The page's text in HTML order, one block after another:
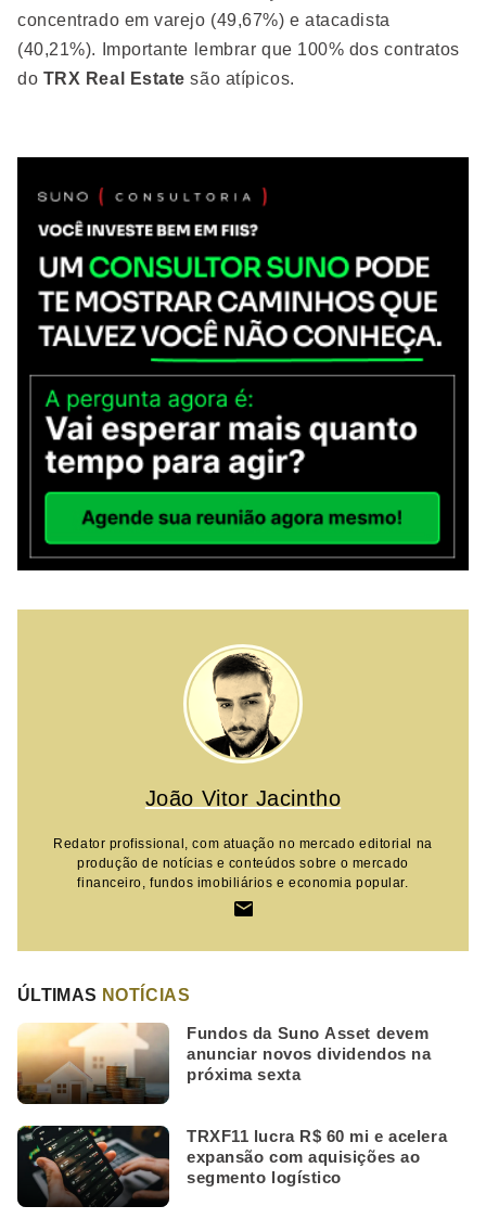
concentrado em varejo (49,67%) e atacadista
(40,21%). Importante lembrar que 100% dos contratos
do TRX Real Estate são atípicos.
João Vitor Jacintho
Redator profissional, com atuação no mercado editorial na
produção de notícias e conteúdos sobre o mercado
financeiro, fundos imobiliários e economia popular.
ÚLTIMAS NOTÍCIAS
Fundos da Suno Asset devem
anunciar novos dividendos na
próxima sexta
TRXF11 lucra R$ 60 mi e acelera
expansão com aquisições ao
segmento logístico